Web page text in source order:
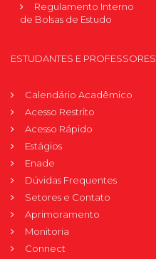
Regulamento Interno
de Bolsas de Estudo
ESTUDANTES E PROFESSORES
Calendário Acadêmico
Acesso Restrito
Acesso Rápido
Estágios
Enade
Dúvidas Frequentes
Setores e Contato
Aprimoramento
Monitoria
Connect